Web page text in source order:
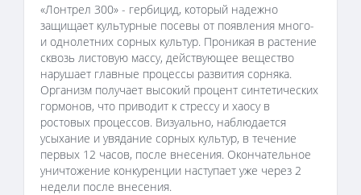
«Лонтрел 300» - гербицид, который надежно
защищает культурные посевы от появления много-
и однолетних сорных культур. Проникая в растение
сквозь листовую массу, действующее вещество
нарушает главные процессы развития сорняка.
Организм получает высокий процент синтетических
гормонов, что приводит к стрессу и хаосу в
ростовых процессов. Визуально, наблюдается
усыхание и увядание сорных культур, в течение
первых 12 часов, после внесения. Окончательное
уничтожение конкуренции наступает уже через 2
недели после внесения.